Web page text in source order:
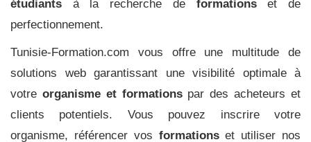
étudiants à la recherche de formationset de
perfectionnement.
Tunisie-Formation.com vous offre une multitude de
solutions web garantissant une visibilité optimale à
votre organisme et formationspar des acheteurs et
clients potentiels. Vous pouvez inscrire votre
organisme, référencer vos formationset utiliser nos